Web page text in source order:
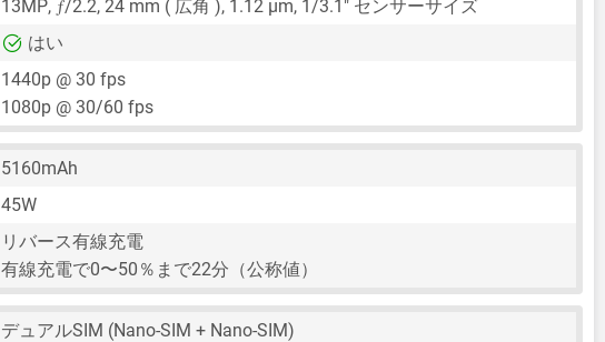
13MP, ƒ/2.2, 24 mm ( 広角 ), 1.12 μm, 1/3.1" センサーサイズ
はい
1440p @ 30 fps
1080p @ 30/60 fps
5160mAh
45W
リバース有線充電
有線充電で0〜50％まで22分（公称値）
デュアルSIM (Nano-SIM + Nano-SIM)